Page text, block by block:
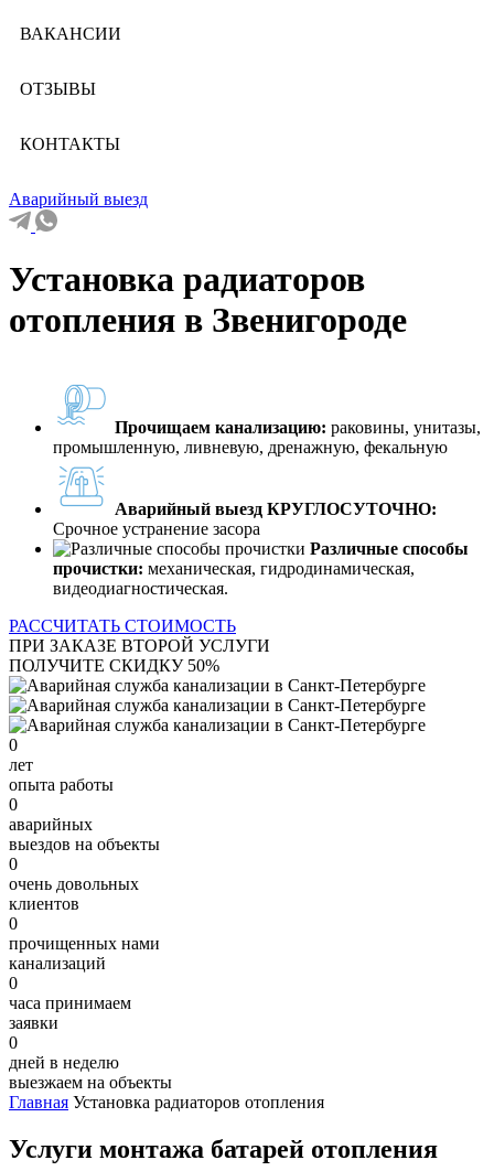
ВАКАНСИИ
ОТЗЫВЫ
КОНТАКТЫ
Аварийный выезд
Установка радиаторов
отопления в Звенигороде
Прочищаем канализацию: раковины, унитазы,
промышленную, ливневую, дренажную, фекальную
Аварийный выезд КРУГЛОСУТОЧНО:
Срочное устранение засора
Различные способы
прочистки: механическая, гидродинамическая,
видеодиагностическая.
РАССЧИТАТЬ СТОИМОСТЬ
ПРИ ЗАКАЗЕ ВТОРОЙ УСЛУГИ
ПОЛУЧИТЕ СКИДКУ 50%
0
лет
опыта работы
0
аварийных
выездов на объекты
0
очень довольных
клиентов
0
прочищенных нами
канализаций
0
часа принимаем
заявки
0
дней в неделю
выезжаем на объекты
Главная Установка радиаторов отопления
Услуги монтажа батарей отопления